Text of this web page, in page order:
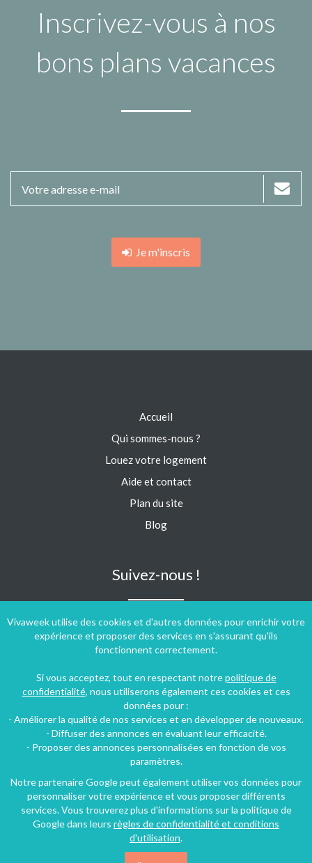
Inscrivez-vous à nos
bons plans vacances
Je m'inscris
Vivaweek utilise des cookies et d'autres données pour enrichir votre
expérience et proposer des services en s'assurant qu'ils
fonctionnent correctement.
Si vous acceptez, tout en respectant notrepolitique de
confidentialité, nous utiliserons également ces cookies et ces
données pour :
- Améliorer la qualité de nos services et en développer de nouveaux.
- Diffuser des annonces en évaluant leur efficacité.
- Proposer des annonces personnalisées en fonction de vos
paramètres.
Notre partenaire Google peut également utiliser vos données pour
personnaliser votre expérience et vous proposer différents
services. Vous trouverez plus d'informations sur la politique de
Google dans leurs règles de confidentialité et conditions
d'utilisation.
Accueil
Qui sommes-nous ?
Louez votre logement
Aide et contact
Plan du site
Blog
Suivez-nous !
Conditions générales d'utilisation- Politique de confidentialité
Copyright © 2009 ‐ 2026 Vivaweek ‐ Tous droits réservés ‐
Dernière mise à jour du site : 06 août 2026